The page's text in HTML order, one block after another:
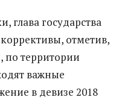
глава государства
коррективы, отметив,
по территории
важные
в девизе 2018